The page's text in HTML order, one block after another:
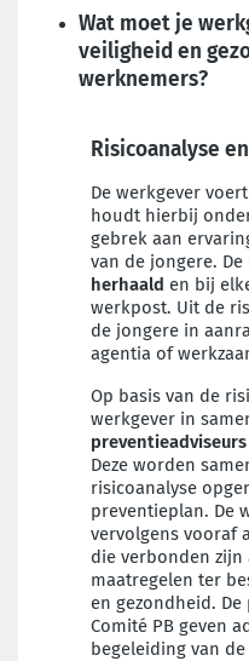
Wat moet je
veiligheid en
werknemers?
Risicoanalyse
De werkgever
houdt hierbij
gebrek aan
van de jongere.
herhaald en bij
werkpost. Uit de
de jongere in
agentia of
Op basis van de
werkgever in
preventieadviseurs
Deze worden
risicoanalyse
preventieplan. De
vervolgens vooraf
die verbonden
maatregelen ter
en gezondheid.
Comité PB geven
begeleiding van